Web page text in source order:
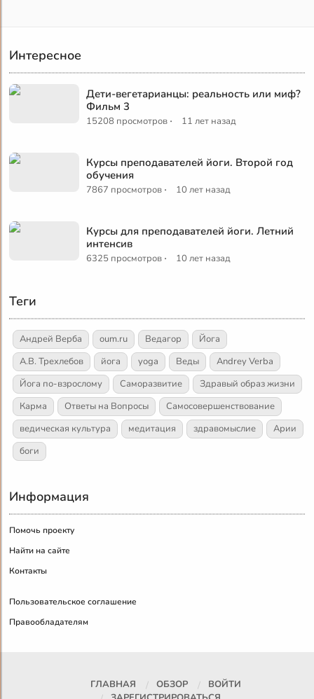
Интересное
Дети-вегетарианцы: реальность или миф?
Фильм 3
15208 просмотров · 11 лет назад
Курсы преподавателей йоги. Второй год
обучения
7867 просмотров · 10 лет назад
Курсы для преподавателей йоги. Летний
интенсив
6325 просмотров · 10 лет назад
Теги
Андрей Верба oum.ru Ведагор
Йога
А.В. Трехлебов
йога yoga Веды
Andrey Verba
Йога по-взрослому
Саморазвитие
Здравый образ жизни
Карма
Ответы на Вопросы
Самосовершенствование
ведическая культура
медитация здравомыслие
Арии
боги
Информация
Помочь проекту
Найти на сайте
Контакты
Пользовательское соглашение
Правообладателям
ГЛАВНАЯ ОБЗОР
ВОЙТИ